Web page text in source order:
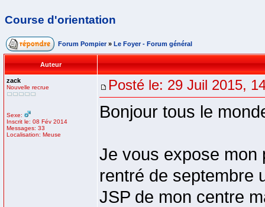
Course d'orientation
Forum Pompier » Le Foyer - Forum général
Auteur
zack
Nouvelle recrue
Sexe:
Inscrit le: 08 Fév 2014
Messages: 33
Localisation: Meuse
Posté le: 29 Juil 2015,
Bonjour tous le
Je vous expose mon
rentré de septembre
JSP de mon centre